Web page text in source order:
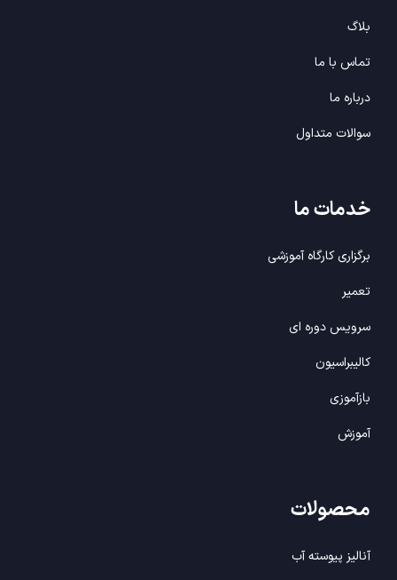
بلاگ
تماس با ما
درباره ما
سوالات متداول
خدماتما
برگزاری کارگاه آموزشی
تعمیر
سرویس دوره ای
کالیبراسیون
بازآموزی
آموزش
محصولات
آنالیز پیوسته آب